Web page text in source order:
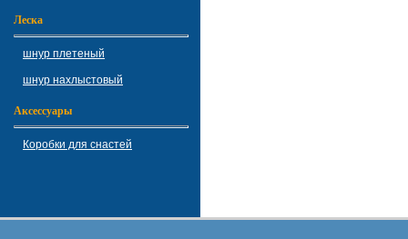
Леска
шнур плетеный
шнур нахлыстовый
Аксессуары
Коробки для снастей